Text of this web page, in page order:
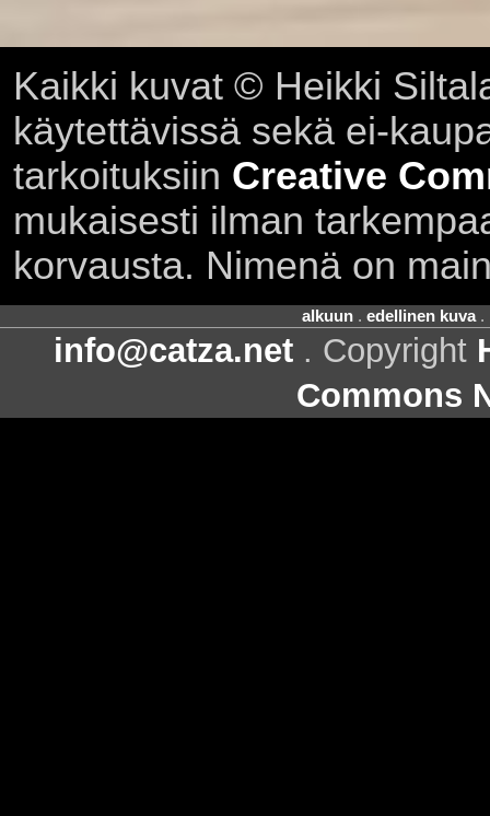
Kaikki kuvat © Heikki
käytettävissä sekä ei-
tarkoituksiin Creative
mukaisesti ilman
korvausta. Nimenä on
alkuun. edellinen kuva.
info@catza.net . Copyright
Commons